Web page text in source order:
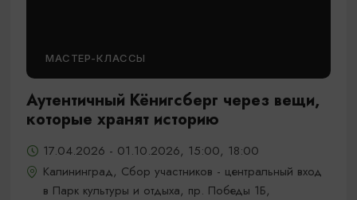
МАСТЕР-КЛАССЫ
Аутентичный Кёнигсберг через вещи,
которые хранят историю
17.04.2026 - 01.10.2026, 15:00, 18:00
Калининград, Сбор участников - центральный вход
в Парк культуры и отдыха, пр. Победы 1Б,